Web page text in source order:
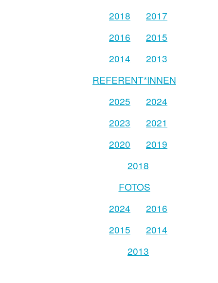
2018
2017
2016
2015
2014
2013
REFERENT*INNEN
2025
2024
2023
2021
2020
2019
2018
FOTOS
2024
2016
2015
2014
2013